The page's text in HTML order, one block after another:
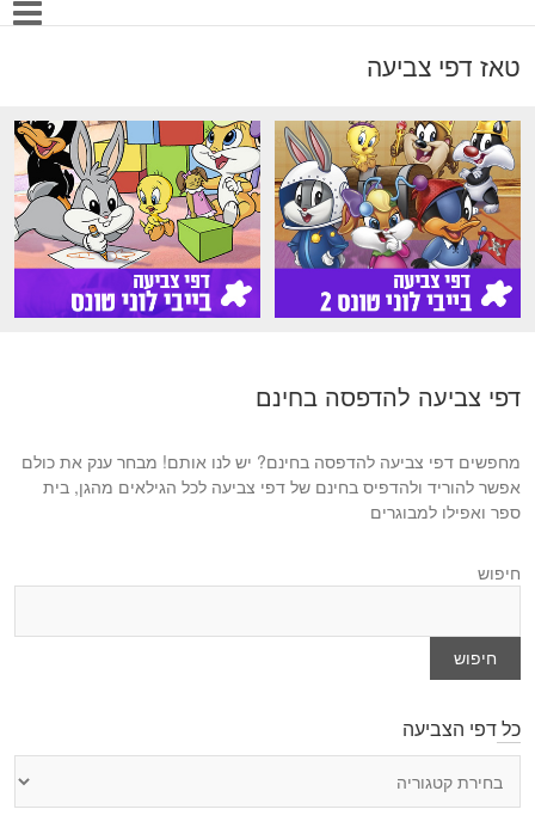
טאז דפי צביעה
דפי צביעה להדפסה בחינם
מחפשים דפי צביעה להדפסה בחינם? יש לנו אותם! מבחר ענק את כולם
אפשר להוריד ולהדפיס בחינם של דפי צביעה לכל הגילאים מהגן, בית
ספר ואפילו למבוגרים
חיפוש
חיפוש
כל דפי הצביעה